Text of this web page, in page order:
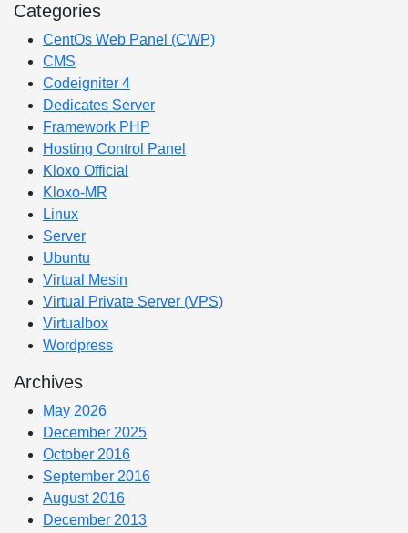
Categories
CentOs Web Panel (CWP)
CMS
Codeigniter 4
Dedicates Server
Framework PHP
Hosting Control Panel
Kloxo Official
Kloxo-MR
Linux
Server
Ubuntu
Virtual Mesin
Virtual Private Server (VPS)
Virtualbox
Wordpress
Archives
May 2026
December 2025
October 2016
September 2016
August 2016
December 2013